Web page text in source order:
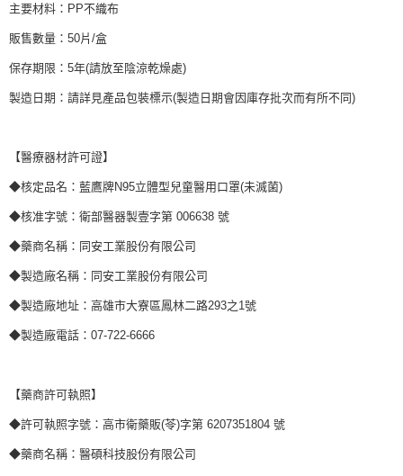
主要材料：PP不織布
販售數量：50片/盒
保存期限：5年(請放至陰涼乾燥處)
製造日期：請詳見產品包裝標示(製造日期會因庫存批次而有所不同)
【醫療器材許可證】
◆核定品名：藍鷹牌N95立體型兒童醫用口罩(未滅菌)
◆核准字號：衛部醫器製壹字第 006638 號
◆藥商名稱：同安工業股份有限公司
◆製造廠名稱：同安工業股份有限公司
◆製造廠地址：高雄市大寮區鳳林二路293之1號
◆製造廠電話：07-722-6666
【藥商許可執照】
◆許可執照字號：高市衛藥販(苓)字第 6207351804 號
◆藥商名稱：醫碩科技股份有限公司